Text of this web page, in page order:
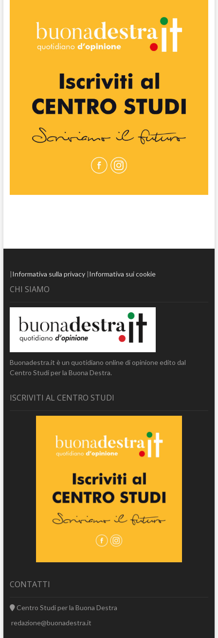
|Informativa sulla privacy|Informativa sui cookie
CHI SIAMO
Buonadestra.it è un quotidiano online di opinione edito dal
Centro Studi per la Buona Destra.
ISCRIVITI AL CENTRO STUDI
CONTATTI
Centro Studi per la Buona Destra
redazione@buonadestra.it